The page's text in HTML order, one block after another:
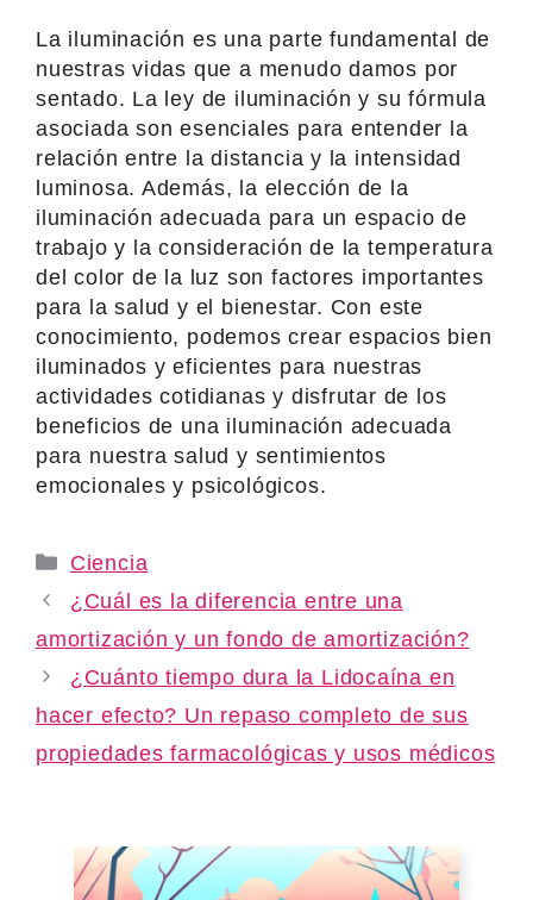
La iluminación es una parte fundamental de
nuestras vidas que a menudo damos por
sentado. La ley de iluminación y su fórmula
asociada son esenciales para entender la
relación entre la distancia y la intensidad
luminosa. Además, la elección de la
iluminación adecuada para un espacio de
trabajo y la consideración de la temperatura
del color de la luz son factores importantes
para la salud y el bienestar. Con este
conocimiento, podemos crear espacios bien
iluminados y eficientes para nuestras
actividades cotidianas y disfrutar de los
beneficios de una iluminación adecuada
para nuestra salud y sentimientos
emocionales y psicológicos.
Categories
Ciencia
¿Cuál es la diferencia entre una
amortización y un fondo de amortización?
¿Cuánto tiempo dura la Lidocaína en
hacer efecto? Un repaso completo de sus
propiedades farmacológicas y usos médicos